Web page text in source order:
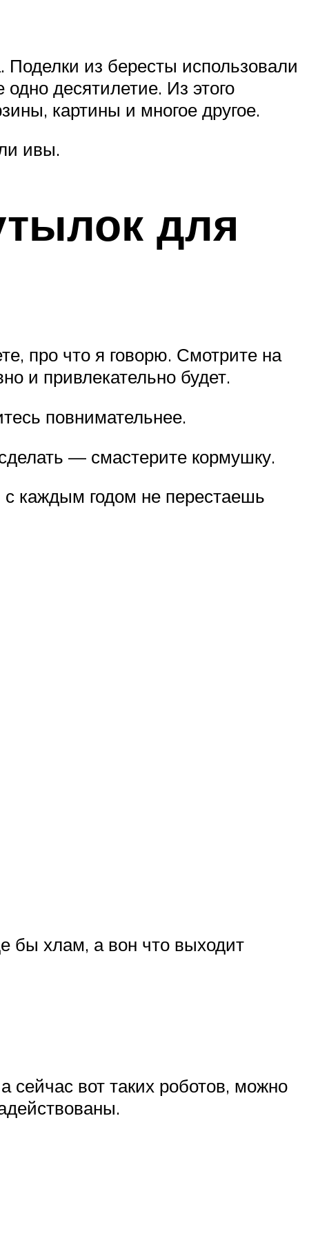
из бересты использовали
десятилетие. Из этого
картины и многое другое.
ивы.
для
про что я говорю. Смотрите на
и привлекательно будет.
повнимательнее.
— смастерите кормушку.
с каждым годом не перестаешь
бы хлам, а вон что выходит
сейчас вот таких роботов, можно